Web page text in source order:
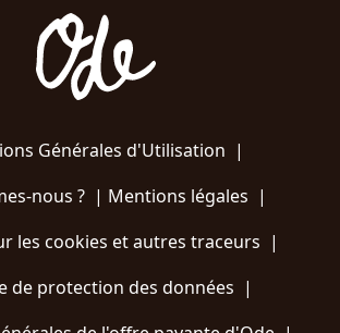
Générales d'Utilisation |
nous ?| Mentions légales |
les cookies et autres traceurs |
de protection des données |